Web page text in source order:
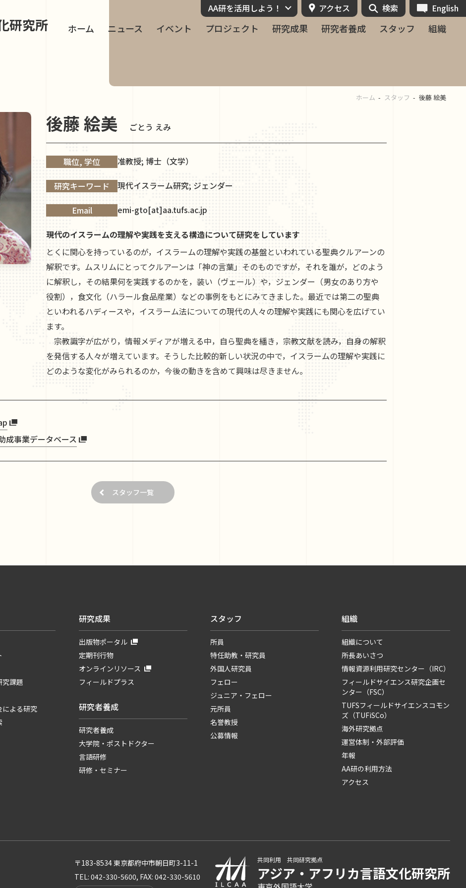
研究所 ホーム ニュース イベント プロジェクト 研究成果 研究者養成 スタッフ 組織
AA研を活用しよう！ アクセス 検索 English
ホーム スタッフ 後藤 絵美
後藤 絵美 ごとう えみ
職位, 学位 准教授; 博士（文学）
研究キーワード 現代イスラーム研究; ジェンダー
Email emi-gto[at]aa.tufs.ac.jp
現代のイスラームの理解や実践を支える構造について研究をしています
とくに関心を持っているのが，イスラームの理解や実践の基盤といわれている聖典クルアーンの
解釈です。ムスリムにとってクルアーンは「神の言葉」そのものですが，それを誰が，どのよう
に解釈し，その結果何を実践するのかを，装い（ヴェール）や，ジェンダー（男女のあり方や
役割），食文化（ハラール食品産業）などの事例をもとにみてきました。最近では第二の聖典
といわれるハディースや，イスラーム法についての現代の人々の理解や実践にも関心を広げてい
ます。
宗教識字が広がり，情報メディアが増える中，自ら聖典を繙き，宗教文献を読み，自身の解釈
を発信する人々が増えています。そうした比較的新しい状況の中で，イスラームの理解や実践に
どのような変化がみられるのか，今後の動きを含めて興味は尽きません。
成事業データベース
スタッフ一覧
究課題
による研究
研究成果
出版物ポータル
定期刊行物
オンラインリソース
フィールドプラス
研究者養成
研究者養成
大学院・ポストドクター
言語研修
研修・セミナー
スタッフ
所員
特任助教・研究員
外国人研究員
フェロー
ジュニア・フェロー
元所員
名誉教授
公募情報
組織
組織について
所長あいさつ
情報資源利用研究センター（IRC）
フィールドサイエンス研究企画セ
ンター（FSC）
TUFSフィールドサイエンスコモン
ズ（TUFiSCo）
海外研究拠点
運営体制・外部評価
年報
AA研の利用方法
アクセス
〒183-8534 東京都府中市朝日町3-11-1
TEL: 042-330-5600, FAX: 042-330-5610
共同利用 共同研究拠点
アジア・アフリカ言語文化研究所